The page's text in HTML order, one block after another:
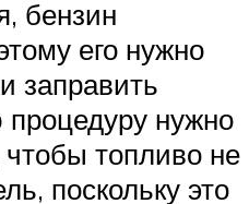
бензин
его нужно
заправить
нужно
чтобы топливо не
поскольку это